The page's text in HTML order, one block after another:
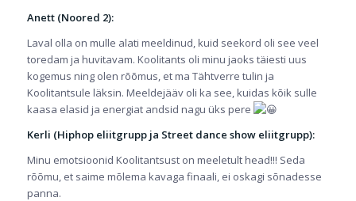
Anett (Noored 2):
Laval olla on mulle alati meeldinud, kuid seekord oli see veel
toredam ja huvitavam. Koolitants oli minu jaoks täiesti uus
kogemus ning olen rõõmus, et ma Tähtverre tulin ja
Koolitantsule läksin. Meeldejääv oli ka see, kuidas kõik sulle
kaasa elasid ja energiat andsid nagu üks pere
Kerli (Hiphop eliitgrupp ja Street dance show eliitgrupp):
Minu emotsioonid Koolitantsust on meeletult head!!! Seda
rõõmu, et saime mõlema kavaga finaali, ei oskagi sõnadesse
panna.